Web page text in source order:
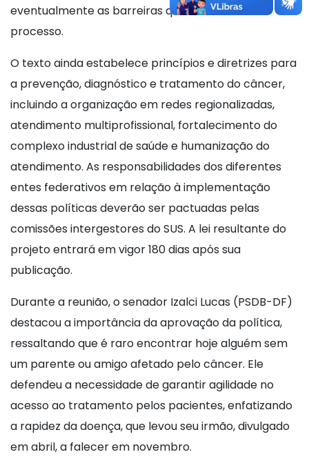
eventualmente as barreiras que dificultam o
processo.
O texto ainda estabelece princípios e diretrizes para
a prevenção, diagnóstico e tratamento do câncer,
incluindo a organização em redes regionalizadas,
atendimento multiprofissional, fortalecimento do
complexo industrial de saúde e humanização do
atendimento. As responsabilidades dos diferentes
entes federativos em relação à implementação
dessas políticas deverão ser pactuadas pelas
comissões intergestores do SUS. A lei resultante do
projeto entrará em vigor 180 dias após sua
publicação.
Durante a reunião, o senador Izalci Lucas (PSDB-DF)
destacou a importância da aprovação da política,
ressaltando que é raro encontrar hoje alguém sem
um parente ou amigo afetado pelo câncer. Ele
defendeu a necessidade de garantir agilidade no
acesso ao tratamento pelos pacientes, enfatizando
a rapidez da doença, que levou seu irmão, divulgado
em abril, a falecer em novembro.